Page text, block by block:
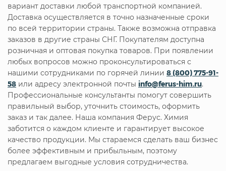
вариант доставки любой транспортной компанией.
Доставка осуществляется в точно назначенные сроки
по всей территории страны. Также возможна отправка
заказов в другие страны СНГ. Покупателям доступна
розничная и оптовая покупка товаров. При появлении
любых вопросов можно проконсультироваться с
нашими сотрудниками по горячей линии 8 (800) 775-91-
58 или адресу электронной почты info@ferus-him.ru.
Профессиональные консультанты помогут совершить
правильный выбор, уточнить стоимость, оформить
заказ и так далее. Наша компания Ферус. Химия
заботится о каждом клиенте и гарантирует высокое
качество продукции. Мы стараемся сделать ваш бизнес
более эффективным и прибыльным, поэтому
предлагаем выгодные условия сотрудничества.